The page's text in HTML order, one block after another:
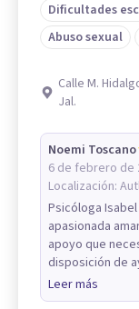
Dificultades
Abuso sexual
Calle M.
Jal.
Noemi Toscano
6 de febrero de
Localización:
Psicóloga
apasionada
apoyo que
disposición de
Leer más